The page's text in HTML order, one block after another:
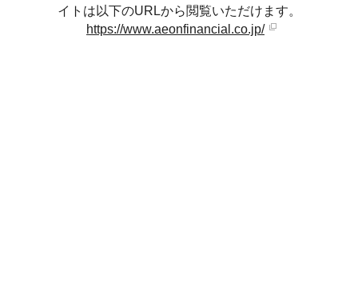
イトは以下のURLから閲覧いただけます。
https://www.aeonfinancial.co.jp/